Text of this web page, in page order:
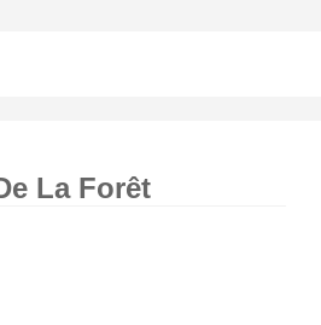
La Forêt